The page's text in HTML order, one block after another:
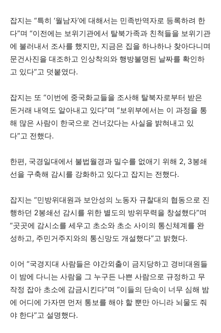
잡지는 “특히 ‘월남자’에 대해서는 민족반역자로 등록하려 한
다”며 “이전에는 보위기관에서 탈북가족과 친척들을 보위기관
에 불러내서 조사를 했지만, 지금은 집을 하나하나 찾아다니며
문건사진을 대조하고 인상착의와 행방불명된 날짜를 확인하
고 있다”고 덧붙였다.
잡지는 또 “이번에 중국화교들을 조사해 탈북자로부터 받은
돈거래 내역도 알아내고 있다”며 “보위부에서는 이 과정을 통
해 많은 사람이 한국으로 건너갔다는 사실을 밝혀내고 있
다”고 전했다.
한편, 국경일대에서 불법월경과 밀수를 없애기 위해 2, 3봉쇄
선을 구축해 감시를 강화하고 있다고 잡지는 전했다.
잡지는 “민방위대원과 보안성의 노동자 규찰대의 협동으로 진
행하던 2봉쇄선 감시를 위한 별도의 방위무력을 창설했다”며
“곳곳에 감시소를 세우고 초소와 초소 사이의 통신체계를 완
성하고, 주민거주지와의 통신망도 개설했다”고 밝혔다.
이어 “국경지대 사람들은 야간외출이 금지당하고 경비대원들
이 밤에 다니는 사람을 그 누구든 나쁜 사람으로 규정하고 무
작정 잡아 초소에 감금시킨다”며 “이들의 단속이 너무 심해 밤
에 어디에 가자면 먼저 통보를 해야 할 뿐만 아니라 뇌물도 줘
야 한다”고 설명했다.